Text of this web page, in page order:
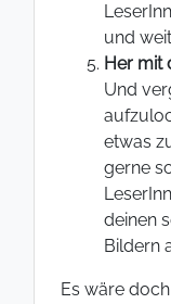
und
Her mit
Und
etwas
gerne
deinen
Bildern
Es wäre